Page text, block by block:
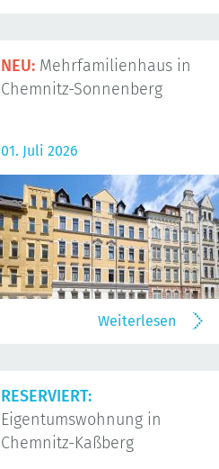
NEU: Mehrfamilienhaus in
Chemnitz-Sonnenberg
01. Juli 2026
Weiterlesen
RESERVIERT:
Eigentumswohnung in
Chemnitz-Kaßberg